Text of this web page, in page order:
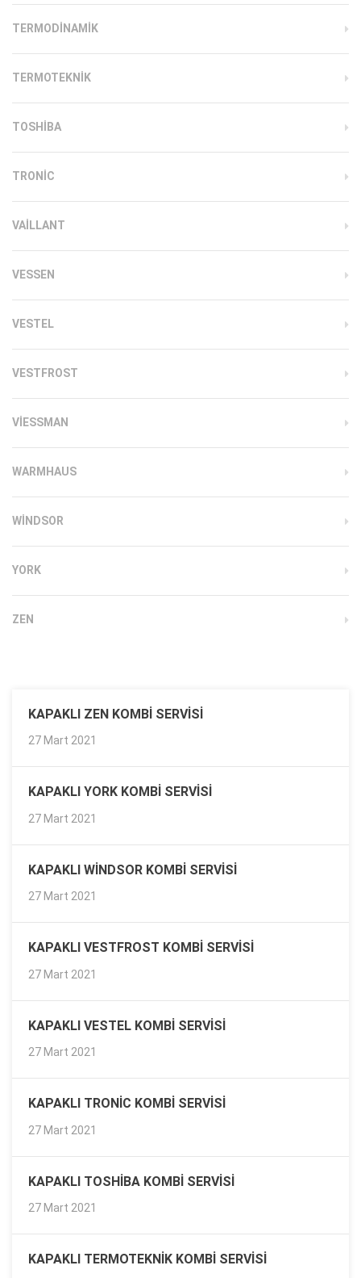
TERMODINAMIK
TERMOTEKNIK
TOSHIBA
TRONIC
VAILLANT
VESSEN
VESTEL
VESTFROST
VIESSMAN
WARMHAUS
WINDSOR
YORK
ZEN
KAPAKLI ZEN KOMBI SERVISI
27 Mart 2021
KAPAKLI YORK KOMBI SERVISI
27 Mart 2021
KAPAKLI WINDSOR KOMBI SERVISI
27 Mart 2021
KAPAKLI VESTFROST KOMBI SERVISI
27 Mart 2021
KAPAKLI VESTEL KOMBI SERVISI
27 Mart 2021
KAPAKLI TRONIC KOMBI SERVISI
27 Mart 2021
KAPAKLI TOSHIBA KOMBI SERVISI
27 Mart 2021
KAPAKLI TERMOTEKNIK KOMBI SERVISI